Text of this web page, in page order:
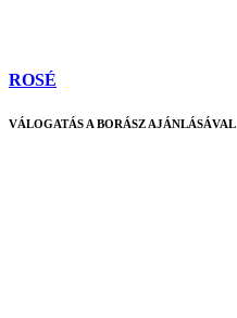
ROSÉ
VÁLOGATÁS A BORÁSZ AJÁNLÁSÁVAL